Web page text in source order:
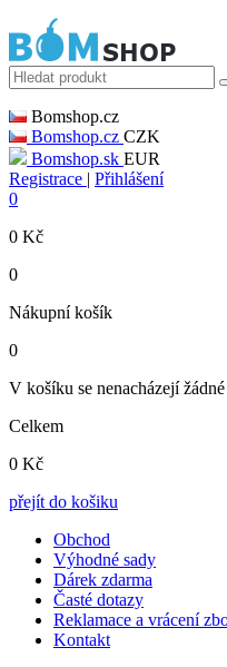
Bomshop.cz
Bomshop.cz CZK
Bomshop.sk EUR
Registrace | Přihlášení
0
0 Kč
0
Nákupní košík
0
V košíku se nenacházejí
Celkem
0 Kč
přejít do košiku
Obchod
Výhodné sady
Dárek zdarma
Časté dotazy
Reklamace a vrácení
Kontakt